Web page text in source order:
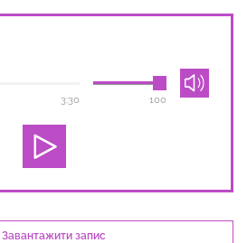
3:30 100
Завантажити запис